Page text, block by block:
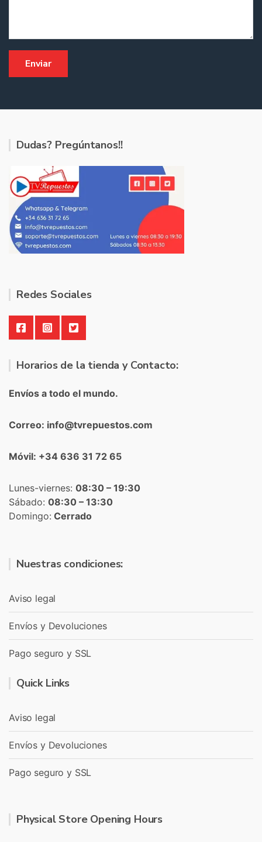
Dudas? Pregúntanos!!
Redes Sociales
Horarios de la tienda y Contacto:
Envíos a todo el mundo.
Correo: info@tvrepuestos.com
Móvil: +34 636 31 72 65
Lunes-viernes: 08:30 – 19:30
Sábado: 08:30 – 13:30
Domingo: Cerrado
Nuestras condiciones:
Aviso legal
Envíos y Devoluciones
Pago seguro y SSL
Quick Links
Aviso legal
Envíos y Devoluciones
Pago seguro y SSL
Physical Store Opening Hours